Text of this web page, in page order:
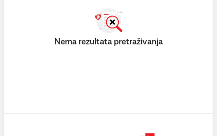
Nema rezultata pretraživanja